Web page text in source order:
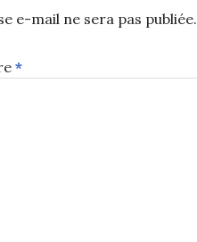
e-mail ne sera pas publiée.
*